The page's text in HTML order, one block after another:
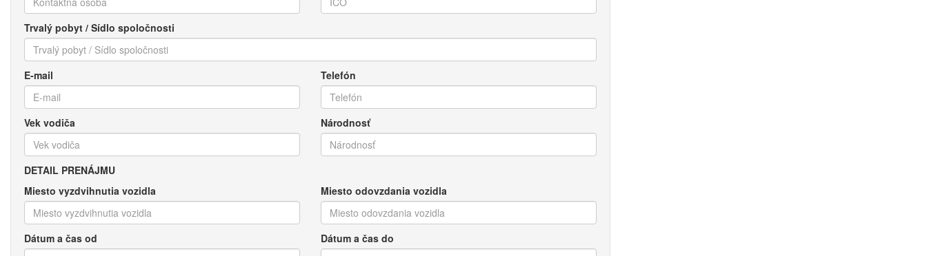
Trvalý pobyt / Sídlo spoločnosti
E-mail Telefón
Vek vodiča Národnosť
DETAIL PRENÁJMU
Miesto vyzdvihnutia vozidla
Miesto odovzdania vozidla
Dátum a čas od Dátum a čas do